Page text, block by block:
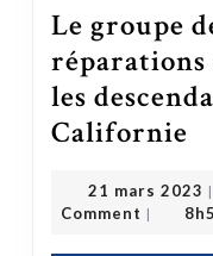
Le groupe
réparations
les
Californie
21 mars 2023 |
Comment |